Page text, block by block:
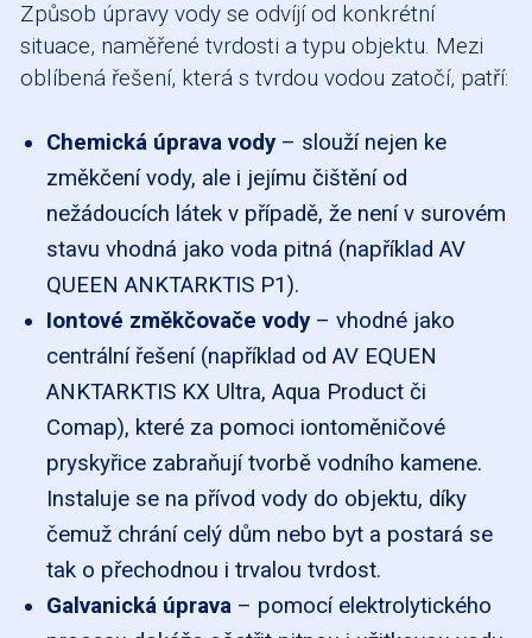
Způsob úpravy vody se odvíjí od konkrétní
situace, naměřené tvrdosti a typu objektu. Mezi
oblíbená řešení, která s tvrdou vodou zatočí, patří:
Chemická úprava vody– slouží nejen ke
změkčení vody, ale i jejímu čištění od
nežádoucích látek v případě, že není v surovém
stavu vhodná jako voda pitná (napříkladAV
QUEEN ANKTARKTIS P1).
Iontové změkčovače vody– vhodné jako
centrální řešení (například odAV EQUEN
ANKTARKTIS KX Ultra,Aqua Product či
Comap), které za pomoci iontoměničové
pryskyřice zabraňují tvorbě vodního kamene.
Instaluje se na přívod vody do objektu, díky
čemuž chrání celý dům nebo byt a postará se
tak o přechodnou i trvalou tvrdost.
Galvanická úprava – pomocí elektrolytického